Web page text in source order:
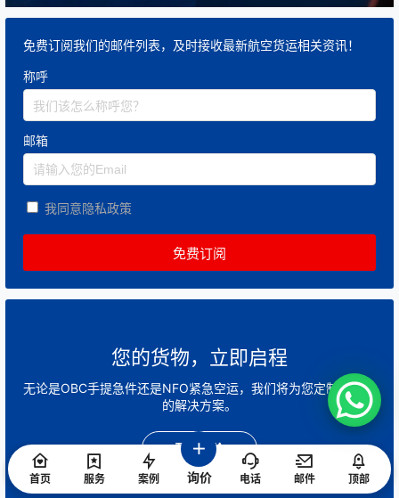
免费订阅我们的邮件列表，及时接收最新航空货运相关资讯！
称呼
邮箱
我同意隐私政策
您的货物，立即启程
无论是OBC手提急件还是NFO紧急空运，我们将为您定制最快速
的解决方案。
开始询价
首页 服务 案例 询价 电话 邮件 顶部